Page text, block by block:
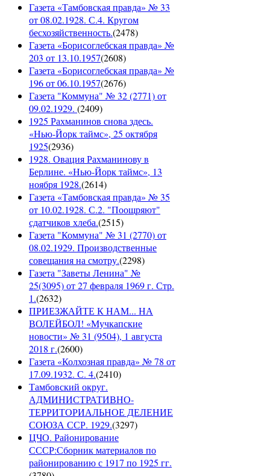
Газета «Тамбовская правда» № 33
от 08.02.1928. С.4. Кругом
бесхозяйственность.(2478)
Газета «Борисоглебская правда» №
203 от 13.10.1957(2608)
Газета «Борисоглебская правда» №
196 от 06.10.1957(2676)
Газета "Коммуна" № 32 (2771) от
09.02.1929. (2409)
1925 Рахманинов снова здесь.
«Нью-Йорк таймс», 25 октября
1925(2936)
1928. Овация Рахманинову в
Берлине. «Нью-Йорк таймс», 13
ноября 1928.(2614)
Газета «Тамбовская правда» № 35
от 10.02.1928. С.2. "Поощряют"
сдатчиков хлеба.(2515)
Газета "Коммуна" № 31 (2770) от
08.02.1929. Производственные
совещания на смотру.(2298)
Газета "Заветы Ленина" №
25(3095) от 27 февраля 1969 г. Стр.
1.(2632)
ПРИЕЗЖАЙТЕ К НАМ... НА
ВОЛЕЙБОЛ! «Мучкапские
новости» № 31 (9504), 1 августа
2018 г.(2600)
Газета «Колхозная правда» № 78 от
17.09.1932. С. 4.(2410)
Тамбовский округ.
АДМИНИСТРАТИВНО-
ТЕРРИТОРИАЛЬНОЕ ДЕЛЕНИЕ
СОЮЗА ССР. 1929.(3297)
ЦЧО. Районирование
СССР:Сборник материалов по
районированию с 1917 по 1925 гг.